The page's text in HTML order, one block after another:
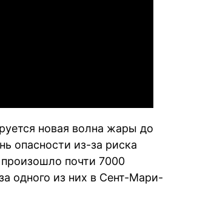
новая волна жары до
опасности из-за риска
почти 7000
одного из них в Сент-Мари-